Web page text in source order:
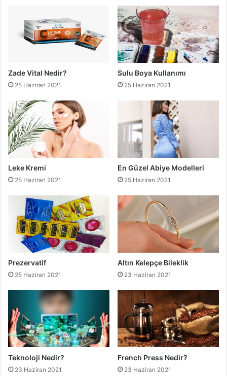
Zade Vital Nedir?
25 Haziran 2021
Sulu Boya Kullanımı
25 Haziran 2021
Leke Kremi
25 Haziran 2021
En Güzel Abiye Modelleri
25 Haziran 2021
Prezervatif
25 Haziran 2021
Altın Kelepçe Bileklik
23 Haziran 2021
Teknoloji Nedir?
23 Haziran 2021
French Press Nedir?
23 Haziran 2021